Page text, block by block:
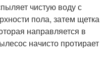
чистую воду с
пола, затем щетка
направляется в
начисто протирает